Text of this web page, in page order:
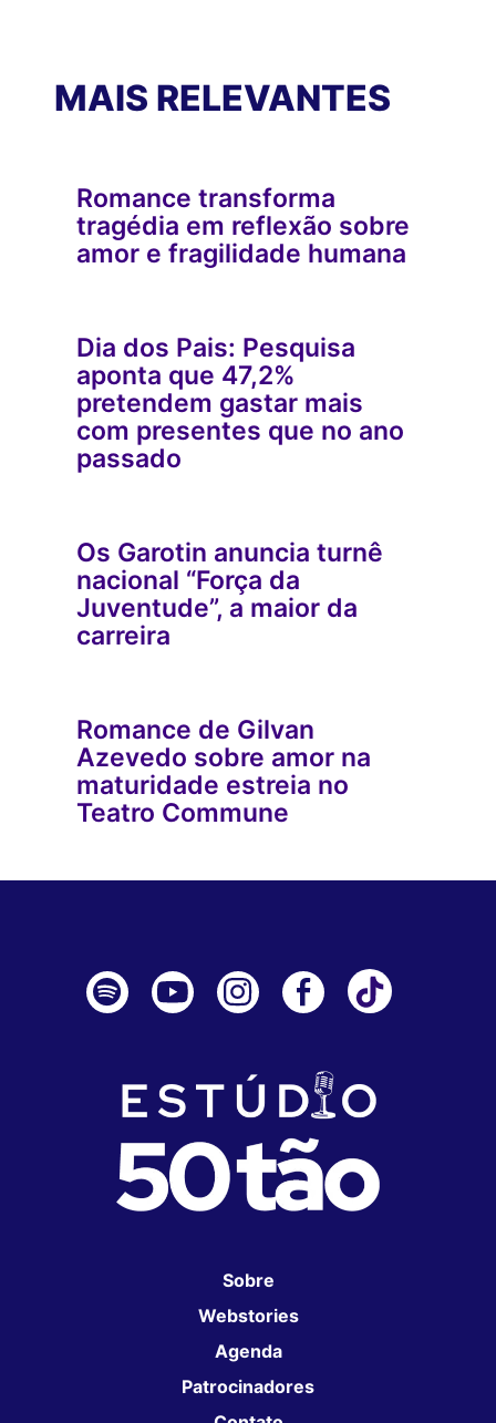
MAIS RELEVANTES
Romance transforma
tragédia em reflexão sobre
amor e fragilidade humana
Dia dos Pais: Pesquisa
aponta que 47,2%
pretendem gastar mais
com presentes que no ano
passado
Os Garotin anuncia turnê
nacional “Força da
Juventude”, a maior da
carreira
Romance de Gilvan
Azevedo sobre amor na
maturidade estreia no
Teatro Commune
Sobre
Webstories
Agenda
Patrocinadores